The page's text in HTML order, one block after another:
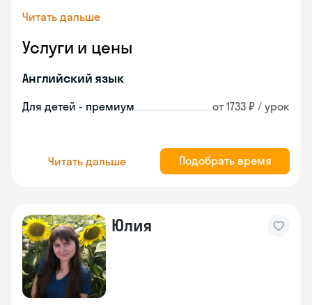
Читать дальше
Услуги и цены
Английский язык
Для детей - премиум от 1733 ₽ / урок
Читать дальше Подобрать время
Юлия